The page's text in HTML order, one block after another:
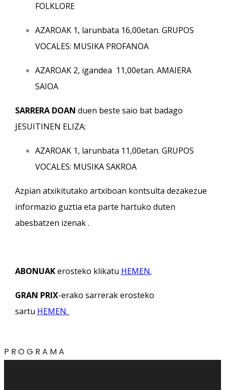
FOLKLORE
AZAROAK 1, larunbata 16,00etan. GRUPOS
VOCALES: MUSIKA PROFANOA
AZAROAK 2, igandea 11,00etan. AMAIERA
SAIOA
SARRERA DOAN duen beste saio bat badago
JESUITINEN ELIZA:
AZAROAK 1, larunbata 11,00etan. GRUPOS
VOCALES: MUSIKA SAKROA
Azpian atxikitutako artxiboan kontsulta dezakezue
informazio guztia eta parte hartuko duten
abesbatzen izenak .
ABONUAKerosteko klikatu HEMEN.
GRAN PRIX-erako sarrerak erosteko
sartu HEMEN.
PROGRAMA